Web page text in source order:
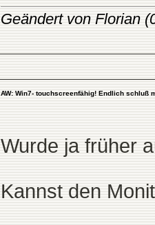
Geändert von Florian
AW: Win7- touchscreenfähig! Endlich schluß
Wurde ja früher
Kannst den